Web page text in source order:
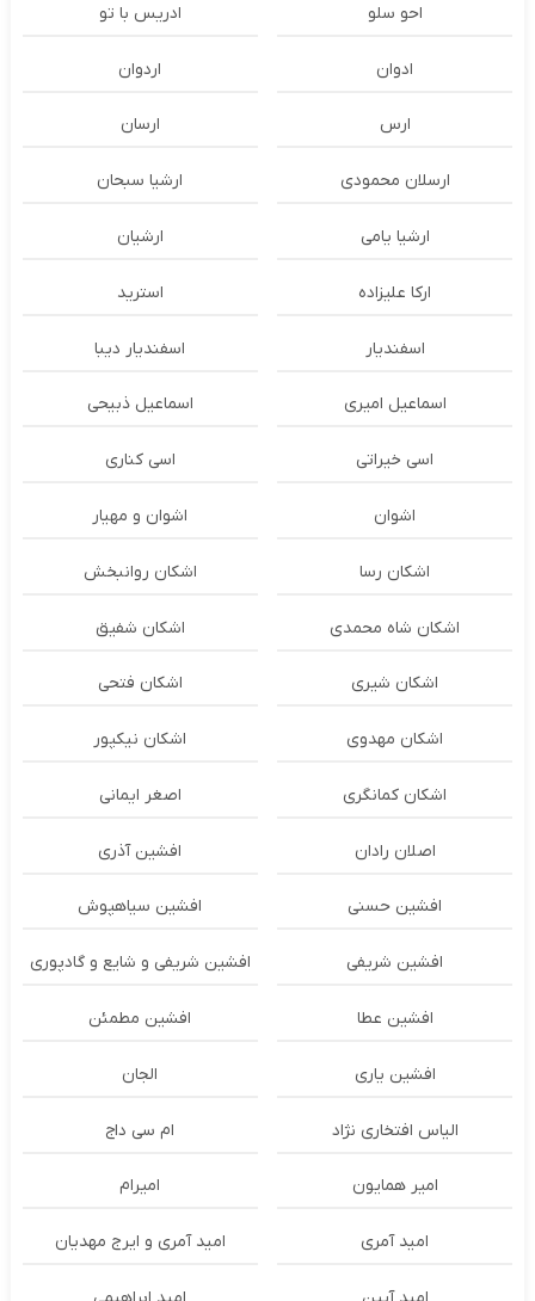
احو سلو ادریس با تو
ادوان اردوان
ارس ارسان
ارسلان محمودی ارشیا سبحان
ارشیا یامی ارشیان
ارکا علیزاده استرید
اسفندیار اسفندیار دیبا
اسماعیل امیری اسماعیل ذبیحی
اسی خیراتی اسی کناری
اشوان اشوان و مهیار
اشکان رسا اشکان روانبخش
اشکان شاه محمدی اشکان شفیق
اشکان شیری اشکان فتحی
اشکان مهدوی اشکان نیکپور
اشکان‌ کمانگری اصغر ایمانی
اصلان رادان افشین آذری
افشین حسنی افشین سیاهپوش
افشین شریفی افشین شریفی و شایع و گادپوری
افشین عطا افشین مطمئن
افشین یاری الجان
الیاس افتخاری نژاد ام سی داج
امير همايون اميرام
امید آمری امید آمری و ایرج مهدیان